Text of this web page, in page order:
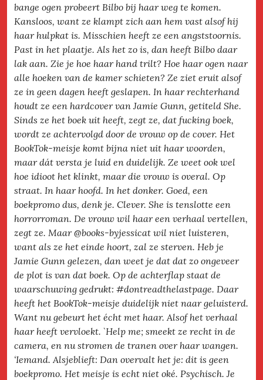
bange ogen probeert Bilbo bij haar weg te komen.
Kansloos, want ze klampt zich aan hem vast alsof hij
haar hulpkat is. Misschien heeft ze een angststoornis.
Past in het plaatje. Als het zo is, dan heeft Bilbo daar
lak aan. Zie je hoe haar hand trilt? Hoe haar ogen naar
alle hoeken van de kamer schieten? Ze ziet eruit alsof
ze in geen dagen heeft geslapen. In haar rechterhand
houdt ze een hardcover van Jamie Gunn, getiteld She.
Sinds ze het boek uit heeft, zegt ze, dat fucking boek,
wordt ze achtervolgd door de vrouw op de cover. Het
BookTok-meisje komt bijna niet uit haar woorden,
maar dát versta je luid en duidelijk. Ze weet ook wel
hoe idioot het klinkt, maar die vrouw is overal. Op
straat. In haar hoofd. In het donker. Goed, een
boekpromo dus, denk je. Clever. She is tenslotte een
horrorroman. De vrouw wil haar een verhaal vertellen,
zegt ze. Maar @books-byjessicat wil niet luisteren,
want als ze het einde hoort, zal ze sterven. Heb je
Jamie Gunn gelezen, dan weet je dat dat zo ongeveer
de plot is van dat boek. Op de achterflap staat de
waarschuwing gedrukt: #dontreadthelastpage. Daar
heeft het BookTok-meisje duidelijk niet naar geluisterd.
Want nu gebeurt het écht met haar. Alsof het verhaal
haar heeft vervloekt. `Help me; smeekt ze recht in de
camera, en nu stromen de tranen over haar wangen.
‘Iemand. Alsjeblieft: Dan overvalt het je: dit is geen
boekpromo. Het meisje is echt niet oké. Psychisch. Je